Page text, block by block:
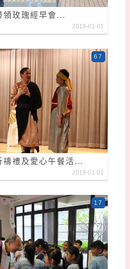
玫瑰經早會...
2019-01-01
禮及愛心午餐活...
67
2019-01-01
17